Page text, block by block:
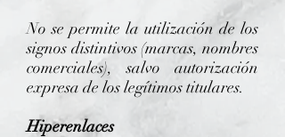
No se permite la utilización de los
signos distintivos (marcas, nombres
comerciales), salvo autorización
expresa de los legítimos titulares.
Hiperenlaces